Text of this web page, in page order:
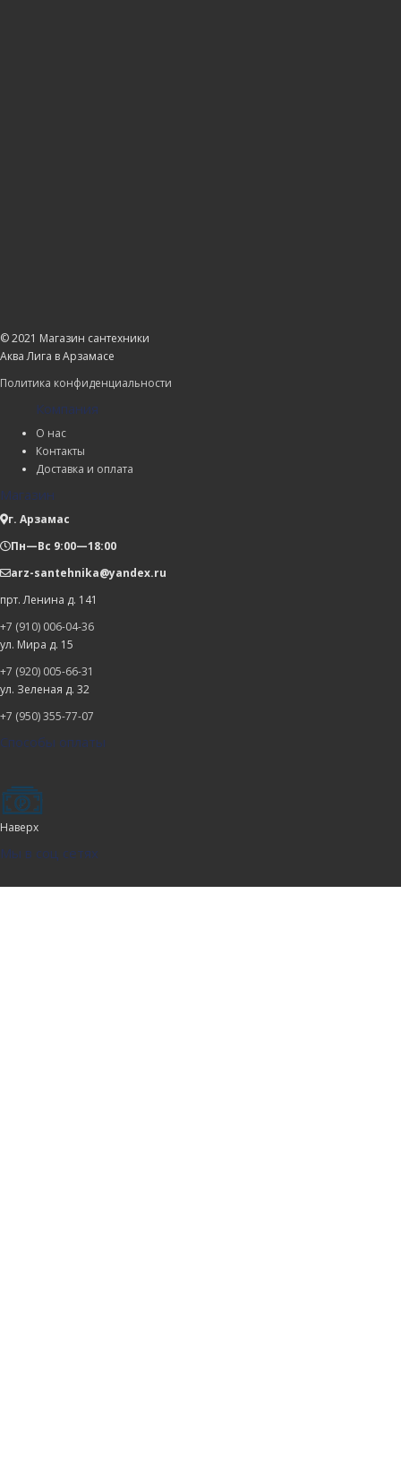
© 2021 Магазин сантехники
Аква Лига в Арзамасе
Политика конфиденциальности
Компания
О нас
Контакты
Доставка и оплата
Магазин
г. Арзамас
Пн—Вс 9:00—18:00
arz-santehnika@yandex.ru
прт. Ленина д. 141
+7 (910) 006-04-36
ул. Мира д. 15
+7 (920) 005-66-31
ул. Зеленая д. 32
+7 (950) 355-77-07
Способы оплаты
Наверх
Мы в соц сетях